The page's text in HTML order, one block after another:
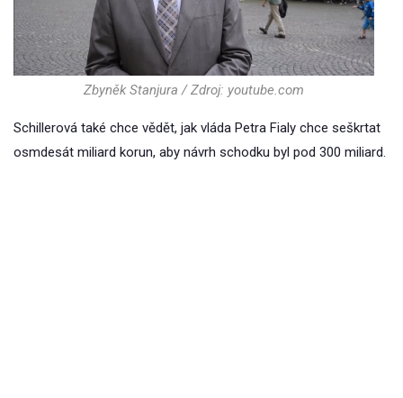
Zbyněk Stanjura / Zdroj: youtube.com
Schillerová také chce vědět, jak vláda Petra Fialy chce seškrtat
osmdesát miliard korun, aby návrh schodku byl pod 300 miliard.